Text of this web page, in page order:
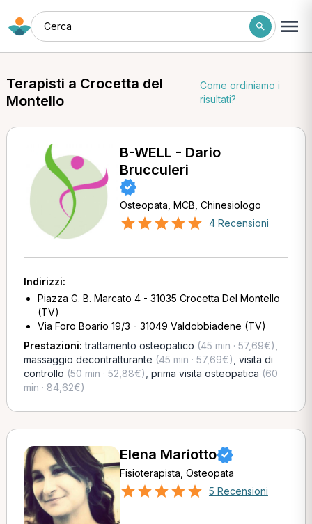
Cerca
Terapisti a Crocetta del
Montello
Come ordiniamo i
risultati?
B-WELL - Dario
Brucculeri
Osteopata, MCB, Chinesiologo
4 Recensioni
Indirizzi:
Piazza G. B. Marcato 4 - 31035 Crocetta Del Montello
(TV)
Via Foro Boario 19/3 - 31049 Valdobbiadene (TV)
Prestazioni:trattamento osteopatico (45 min · 57,69€)
massaggio decontratturante (45 min · 57,69€) visita di
controllo (50 min · 52,88€) prima visita osteopatica (60
min · 84,62€)
Elena Mariotto
Fisioterapista, Osteopata
5 Recensioni